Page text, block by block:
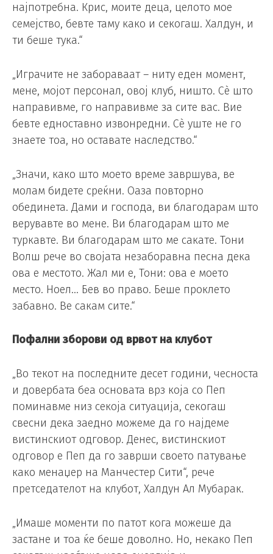
најпотребна. Крис, моите деца, целото мое
семејство, бевте таму како и секогаш. Халдун, и
ти беше тука.“
„Играчите не забораваат – ниту еден момент,
мене, мојот персонал, овој клуб, ништо. Сè што
направивме, го направивме за сите вас. Вие
бевте едноставно извонредни. Сè уште не го
знаете тоа, но оставате наследство.“
„Значи, како што моето време завршува, ве
молам бидете среќни. Оаза повторно
обединета. Дами и господа, ви благодарам што
верувавте во мене. Ви благодарам што ме
туркавте. Ви благодарам што ме сакате. Тони
Волш рече во својата незаборавна песна дека
ова е местото. Жал ми е, Тони: ова е моето
место. Ноел… Бев во право. Беше проклето
забавно. Ве сакам сите.“
Пофални зборови од врвот на клубот
„Во текот на последните десет години, чесноста
и довербата беа основата врз која со Пеп
поминавме низ секоја ситуација, секогаш
свесни дека заедно можеме да го најдеме
вистинскиот одговор. Денес, вистинскиот
одговор е Пеп да го заврши своето патување
како менаџер на Манчестер Сити“, рече
претседателот на клубот, Халдун Ал Мубарак.
„Имаше моменти по патот кога можеше да
застане и тоа ќе беше доволно. Но, некако Пеп